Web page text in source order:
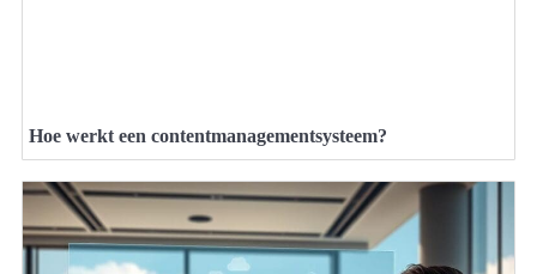
Hoe werkt een contentmanagementsysteem?